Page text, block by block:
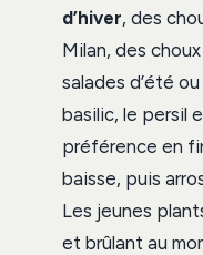
d’hiver, des
Milan, des
salades d’été
basilic, le persil
préférence en
baisse, puis
Les jeunes
et brûlant au